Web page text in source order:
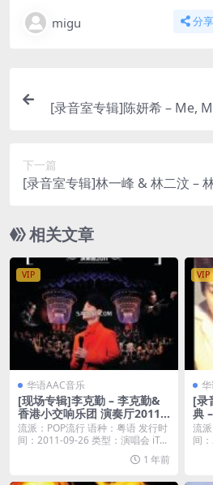
migu 分享
[录音室专辑]陈妍希 – Me,
下一篇
[录音室专辑]林一峰 & 林二汶 –
相关文章
VIP
华语AAC音乐
[现场专辑]李克勤 – 李克勤&
香港小交响乐团 演奏厅2011
[iTunes Plus M4A]
流派：POP流行 语种：粤语 发行时
间：2011-09-26 类型：演唱会 iT...
1 年前
VIP
[录
典
s
流
间